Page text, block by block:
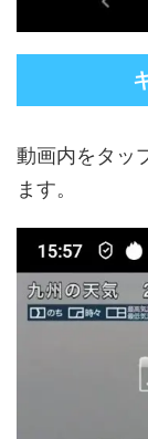
動画内をタッ
ます。